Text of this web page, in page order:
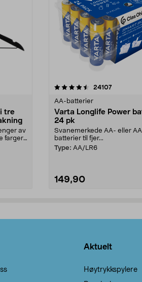
tre
av
farger.
24107
AA-batterier
Varta Longlife Power
24 pk
Svanemerkede AA- eller
batterier til fjer...
Type: AA/LR6
149,90
4.5av 5 stjerner
Aktuelt
Høytrykkspylere